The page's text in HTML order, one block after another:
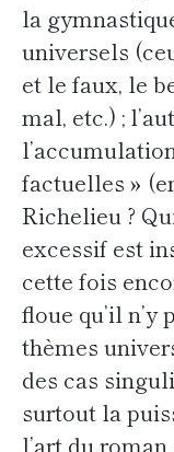
la
universels
et le faux, le
mal, etc.) ;
factuelles »
Richelieu ?
excessif est
cette fois
floue qu’il n’y
thèmes
des cas
surtout la
l’art du